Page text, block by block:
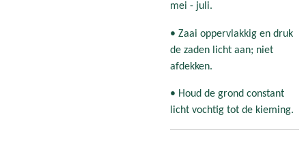
mei - juli.
• Zaai oppervlakkig en druk
de zaden licht aan; niet
afdekken.
• Houd de grond constant
licht vochtig tot de kieming.